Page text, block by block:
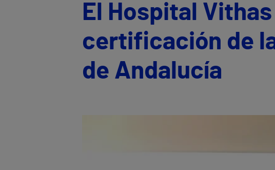
El Hospital
certificación de
de Andalucía